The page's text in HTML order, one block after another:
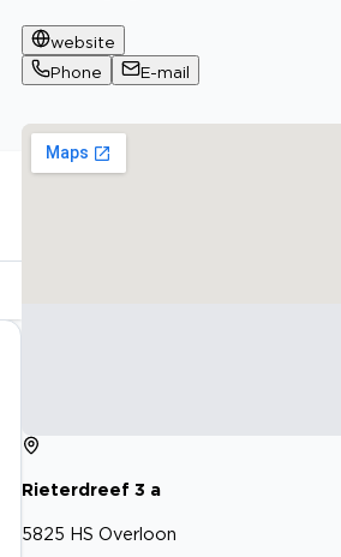
website
Phone
E-mail
Rieterdreef 3 a
5825 HS Overloon